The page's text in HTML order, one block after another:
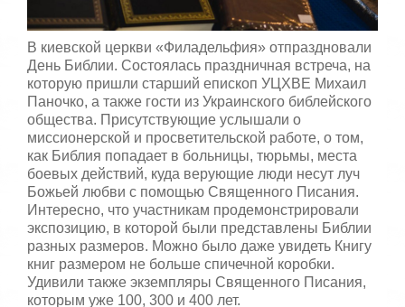
т
еВ киевской церкви «Филадельфия» отпраздновали
День Библии. Состоялась праздничная встреча, на
которую пришли старший епископ УЦХВЕ Михаил
Паночко, а также гости из Украинского библейского
общества. Присутствующие услышали о
миссионерской и просветительской работе, о том,
как Библия попадает в больницы, тюрьмы, места
боевых действий, куда верующие люди несут луч
Божьей любви с помощью Священного Писания.
Интересно, что участникам продемонстрировали
экспозицию, в которой были представлены Библии
разных размеров. Можно было даже увидеть Книгу
книг размером не больше спичечной коробки.
Удивили также экземпляры Священного Писания,
которым уже 100, 300 и 400 лет.